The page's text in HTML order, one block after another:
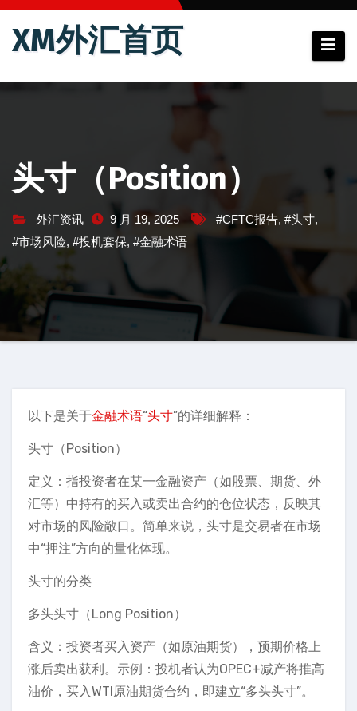
跳
XM外汇首页
头寸（Position）
外汇资讯 9 月 19, 2025 #CFTC报告, #头寸,
#市场风险, #投机套保, #金融术语
以下是关于金融术语“头寸”的详细解释：
头寸（Position）
定义：指投资者在某一金融资产（如股票、期货、外
汇等）中持有的买入或卖出合约的仓位状态，反映其
对市场的风险敞口。简单来说，头寸是交易者在市场
中“押注”方向的量化体现。
头寸的分类
多头头寸（Long Position）
含义：投资者买入资产（如原油期货），预期价格上
涨后卖出获利。示例：投机者认为OPEC+减产将推高
油价，买入WTI原油期货合约，即建立“多头头寸”。